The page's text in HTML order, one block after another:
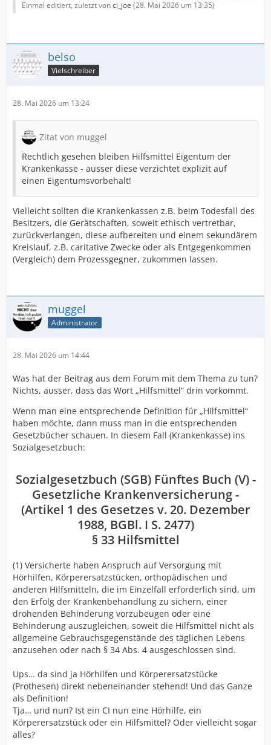
sondern das "Gehörte" in magnetische Impulse
Wie kann man einer…
Einmal editiert, zuletzt vonci_joe (28. Mai 2026 um 13:35)
belso
Vielschreiber
28. Mai 2026 um 13:24
Zitat von muggel
Rechtlich gesehen bleiben Hilfsmittel Eigentum der
Krankenkasse - ausser diese verzichtet explizit auf
einen Eigentumsvorbehalt!
Vielleicht sollten die Krankenkassen z.B. beim Todesfall des
Besitzers, die Gerätschaften, soweit ethisch vertretbar,
zurückverlangen, diese aufbereiten und einem sekundärem
Kreislauf, z.B. caritative Zwecke oder als Entgegenkommen
(Vergleich) dem Prozessgegner, zukommen lassen.
muggel
Administrator
28. Mai 2026 um 14:44
Was hat der Beitrag aus dem Forum mit dem Thema zu tun?
Nichts, ausser, dass das Wort „Hilfsmittel“ drin vorkommt.
Wenn man eine entsprechende Definition für „Hilfsmittel“
haben möchte, dann muss man in die entsprechenden
Gesetzbücher schauen. In diesem Fall (Krankenkasse) ins
Sozialgesetzbuch:
Sozialgesetzbuch (SGB) Fünftes Buch (V) -
Gesetzliche Krankenversicherung -
(Artikel 1 des Gesetzes v. 20. Dezember
1988, BGBl. I S. 2477)
§ 33 Hilfsmittel
(1) Versicherte haben Anspruch auf Versorgung mit
Hörhilfen, Körperersatzstücken, orthopädischen und
anderen Hilfsmitteln, die im Einzelfall erforderlich sind, um
den Erfolg der Krankenbehandlung zu sichern, einer
drohenden Behinderung vorzubeugen oder eine
Behinderung auszugleichen, soweit die Hilfsmittel nicht als
allgemeine Gebrauchsgegenstände des täglichen Lebens
anzusehen oder nach § 34 Abs. 4 ausgeschlossen sind.
Ups… da sind ja Hörhilfen und Körperersatzstücke
(Prothesen) direkt nebeneinander stehend! Und das Ganze
als Definition!
Tja… und nun? Ist ein CI nun eine Hörhilfe, ein
Körperersatzstück oder ein Hilfsmittel? Oder vielleicht sogar
alles?